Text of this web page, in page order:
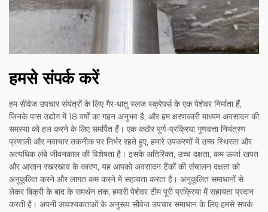
हमसे संपर्क करें
हम सीवेज उपचार संयंत्रों के लिए गैर-धातु स्लज स्क्रेपर्स के एक पेशेवर निर्माता हैं,
जिनके पास उद्योग में 18 वर्षों का गहन अनुभव है, और हम क्षरणकारी माध्यम अवसादन की
समस्या को हल करने के लिए समर्पित हैं। एक कठोर पूर्ण-प्रक्रिया गुणवत्ता नियंत्रण
प्रणाली और नवाचार तकनीक पर निर्भर रहते हुए, हमारे उपकरणों में उच्च स्थिरता और
अत्यधिक लंबे जीवनकाल की विशेषता है। इसके अतिरिक्त, उच्च दक्षता, कम ऊर्जा खपत
और आसान रखरखाव के कारण, यह आपको अवसादन टैंकों की संचालन दक्षता को
अनुकूलित करने और लागत कम करने में सहायता करता है। अनुकूलित समाधानों से
लेकर बिक्री के बाद के समर्थन तक, हमारी पेशेवर टीम पूरी प्रक्रिया में सहायता प्रदान
करती है। अपनी आवश्यकताओं के अनुरूप सीवेज उपचार समाधान के लिए हमसे संपर्क